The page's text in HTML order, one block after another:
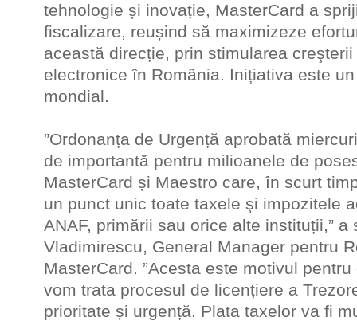
tehnologie și inovație, MasterCard a
fiscalizare, reușind să maximizeze
această direcție, prin stimularea
electronice în România. Inițiativa este
mondial.
”Ordonanța de Urgență aprobată
de importantă pentru milioanele de
MasterCard și Maestro care, în scurt
un punct unic toate taxele şi impozitele
ANAF, primării sau orice alte instituții,” a
Vladimirescu, General Manager pentru
MasterCard. ”Acesta este motivul
vom trata procesul de licențiere a
prioritate și urgență. Plata taxelor va fi